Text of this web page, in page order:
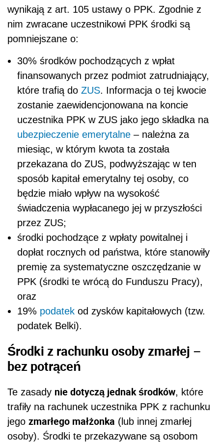
wynikają z art. 105 ustawy o PPK. Zgodnie z
nim zwracane uczestnikowi PPK środki są
pomniejszane o:
30% środków pochodzących z wpłat
finansowanych przez podmiot zatrudniający,
które trafią do ZUS. Informacja o tej kwocie
zostanie zaewidencjonowana na koncie
uczestnika PPK w ZUS jako jego składka na
ubezpieczenie emerytalne – należna za
miesiąc, w którym kwota ta została
przekazana do ZUS, podwyższając w ten
sposób kapitał emerytalny tej osoby, co
będzie miało wpływ na wysokość
świadczenia wypłacanego jej w przyszłości
przez ZUS;
środki pochodzące z wpłaty powitalnej i
dopłat rocznych od państwa, które stanowiły
premię za systematyczne oszczędzanie w
PPK (środki te wrócą do Funduszu Pracy),
oraz
19% podatek od zysków kapitałowych (tzw.
podatek Belki).
Środki z rachunku osoby zmarłej –
bez potrąceń
Te zasady nie dotyczą jednak środków, które
trafiły na rachunek uczestnika PPK z rachunku
jego zmarłego małżonka (lub innej zmarłej
osoby). Środki te przekazywane są osobom